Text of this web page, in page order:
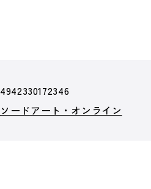
4942330172346
ソードアート・オンライン